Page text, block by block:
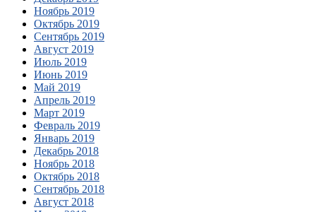
Ноябрь 2019
Октябрь 2019
Сентябрь 2019
Август 2019
Июль 2019
Июнь 2019
Май 2019
Апрель 2019
Март 2019
Февраль 2019
Январь 2019
Декабрь 2018
Ноябрь 2018
Октябрь 2018
Сентябрь 2018
Август 2018